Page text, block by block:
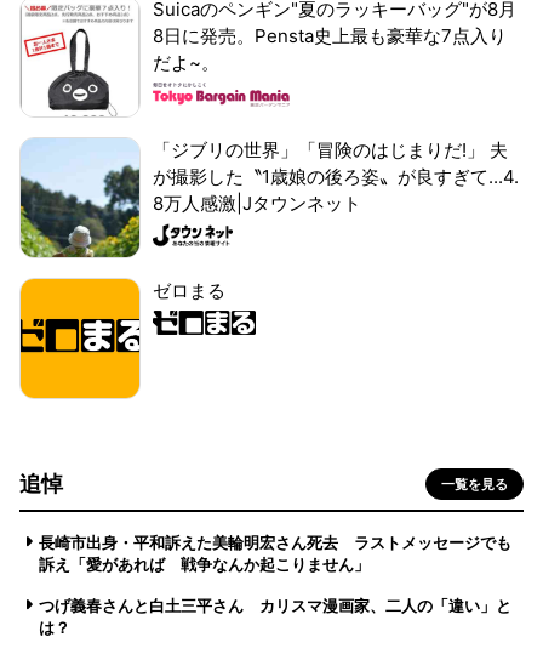
Suicaのペンギン"夏のラッキーバッグ"が8月
8日に発売。Pensta史上最も豪華な7点入り
だよ~。
「ジブリの世界」「冒険のはじまりだ!」 夫
が撮影した〝1歳娘の後ろ姿〟が良すぎて...4.
8万人感激|Jタウンネット
ゼロまる
追悼 一覧を見る
長崎市出身・平和訴えた美輪明宏さん死去 ラストメッセージでも
訴え「愛があれば 戦争なんか起こりません」
つげ義春さんと白土三平さん カリスマ漫画家、二人の「違い」と
は？